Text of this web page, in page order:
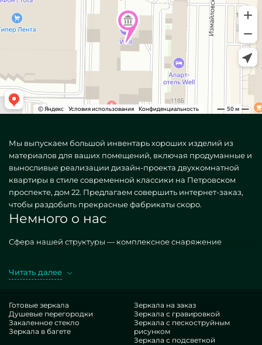
Мы выпускаем большой инвентарь хороших изделий из
материалов для ваших помещений, включая продуманные и
выносливые реализации дизайн-проекта двухкомнатной
квартиры в стиле современной классики на Петровском
проспекте, дом 22. Предлагаем совершить интернет-заказ,
чтобы раздобыть прекрасные фабрикаты скоро.
Немного о нас
Сфера нашей структуры — комплексное снаряжение
поручению. Грандиозный образец — дизайн-проект 2-
Петровском пр-те, 22. Добывая искомые исполнения в
представлении MILONYA, вы стопроцентно смекаете, что это
чудесный лот, с экономной оценкой , не покоряющийся
схожим аналогам. Если вы хотите изменить свои точки,
Читать далее
Готовые зеркала
Душевые перегородки
Закаленное стекло
Зеркала в багете
Зеркала на заказ
Зеркала с гравировкой
Зеркала с пескоструйным
рисунком
Зеркала с подсветкой